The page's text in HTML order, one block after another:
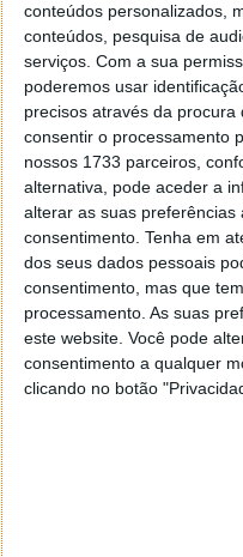
conteúdos personalizados,
conteúdos, pesquisa de
serviços. Com a sua
poderemos usar
precisos através da
consentir o processamento
nossos 1733 parceiros,
alternativa, pode aceder a
alterar as suas
consentimento. Tenha em
dos seus dados pessoais
consentimento, mas que
processamento. As suas
este website. Você pode
consentimento a qualquer
clicando no botão
Proponha uma correção,
Tags: fibra IPG
AirPods estão